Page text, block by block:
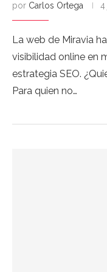
por Carlos Ortega 4
La web de Miravia
visibilidad online en
estrategia SEO.
Para quien no…